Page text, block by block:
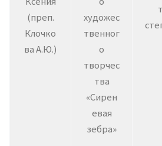
(преп.
Клочко
ва А.Ю.)
художес
твенног
о
творчес
тва
«Сирен
евая
зебра»